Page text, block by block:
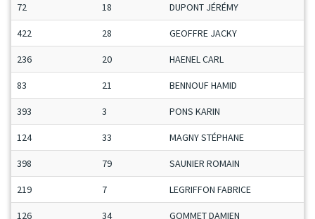
72 18 DUPONT JÉRÉMY
422 28 GEOFFRE JACKY
236 20 HAENEL CARL
83 21 BENNOUF HAMID
393 3 PONS KARIN
124 33 MAGNY STÉPHANE
398 79 SAUNIER ROMAIN
219 7 LEGRIFFON FABRICE
126 34 GOMMET DAMIEN